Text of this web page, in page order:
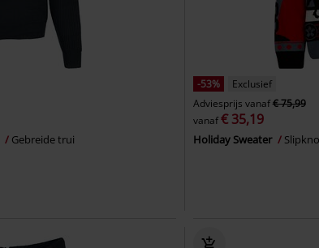
Gebreide trui
-53%
Exclusief
Adviesprijs vanaf€ 75,99
vanaf€ 35,19
Holiday Sweater